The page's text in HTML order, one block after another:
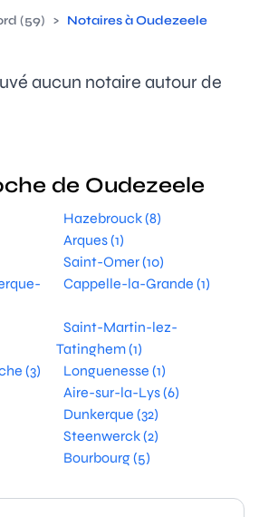
(59) > Notaires à Oudezeele
aucun notaire autour de
de Oudezeele
Hazebrouck (8)
Arques (1)
Saint-Omer (10)
Cappelle-la-Grande (1)
Saint-Martin-lez-
Tatinghem (1)
(3)
Longuenesse (1)
Aire-sur-la-Lys (6)
Dunkerque (32)
Steenwerck (2)
Bourbourg (5)